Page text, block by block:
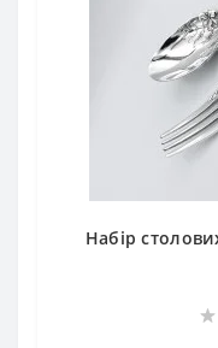
Набір